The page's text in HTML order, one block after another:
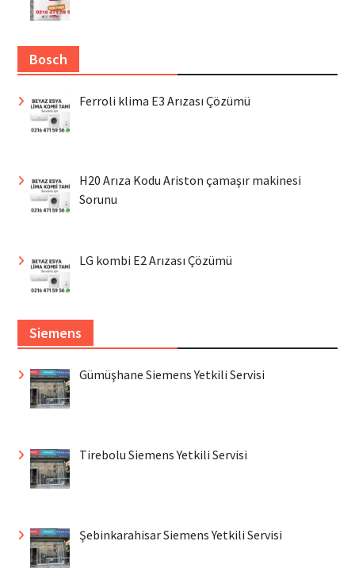
Bosch
Ferroli klima E3 Arızası Çözümü
H20 Arıza Kodu Ariston çamaşır makinesi
Sorunu
LG kombi E2 Arızası Çözümü
Siemens
Gümüşhane Siemens Yetkili Servisi
Tirebolu Siemens Yetkili Servisi
Şebinkarahisar Siemens Yetkili Servisi